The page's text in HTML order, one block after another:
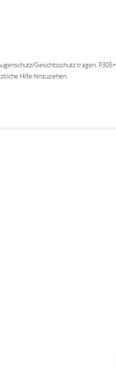
Gesichtsschutz tragen.
Hilfe hinzuziehen.